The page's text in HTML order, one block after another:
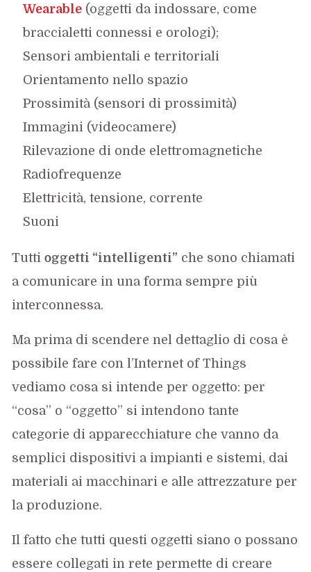
Wearable (oggetti da indossare, come
braccialetti connessi e orologi);
Sensori ambientali e territoriali
Orientamento nello spazio
Prossimità (sensori di prossimità)
Immagini (videocamere)
Rilevazione di onde elettromagnetiche
Radiofrequenze
Elettricità, tensione, corrente
Suoni
Tuttioggetti “intelligenti” che sono chiamati
a comunicare in una forma sempre più
interconnessa.
Ma prima di scendere nel dettaglio di cosa è
possibile fare con l’Internet of Things
vediamo cosa si intende per oggetto: per
“cosa” o “oggetto” si intendono tante
categorie di apparecchiature che vanno da
semplici dispositivi a impianti e sistemi, dai
materiali ai macchinari e alle attrezzature per
la produzione.
Il fatto che tutti questi oggetti siano o possano
essere collegati in rete permette di creare